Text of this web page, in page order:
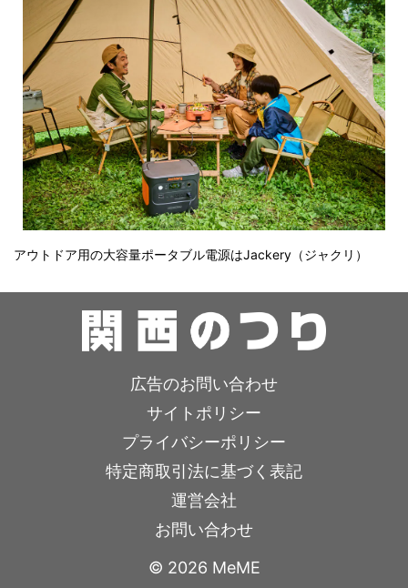
アウトドア用の大容量ポータブル電源はJackery（ジャクリ）
広告のお問い合わせ
サイトポリシー
プライバシーポリシー
特定商取引法に基づく表記
運営会社
お問い合わせ
© 2026 MeME